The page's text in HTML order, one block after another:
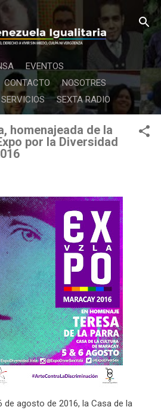
contenido principal
EVENTOS
CONTACTO
NOSOTRES
SERVICIOS SEXTA RADIO
homenajeada de la
por la Diversidad
de agosto de 2016, la Casa de la